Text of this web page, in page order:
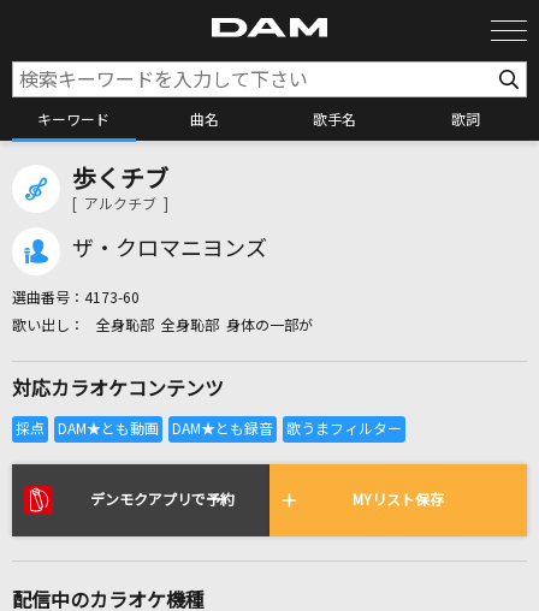
キーワード 曲名 歌手名 歌詞
全国りれき
リアルタイムで歌われている曲の一覧
歩くチブ
[ アルクチブ ]
ザ・クロマニヨンズ
選曲番号： 4173-60
全身恥部 全身恥部 身体の一部が
対応カラオケコンテンツ
デンモクアプリで予約 MYリスト保存
配信中のカラオケ機種